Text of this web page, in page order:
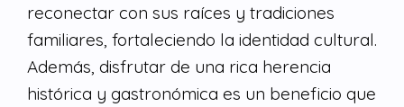
reconectar con sus raíces y tradiciones
familiares, fortaleciendo la identidad cultural.
Además, disfrutar de una rica herencia
histórica y gastronómica es un beneficio que